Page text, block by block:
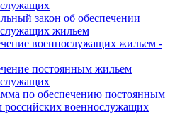
закон об обеспечении
жильем
военнослужащих жильем -
постоянным жильем
по обеспечению постоянным
российских военнослужащих